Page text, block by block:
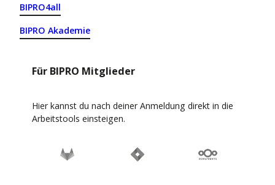
BIPRO4all
BIPRO Akademie
Für BIPRO Mitglieder
Hier kannst du nach deiner Anmeldung direkt in die
Arbeitstools einsteigen.